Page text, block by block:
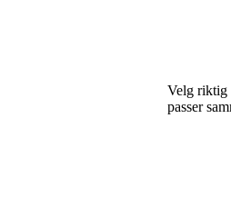
Velg riktig
passer